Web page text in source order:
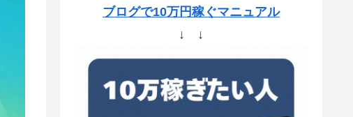
ブログで10万円稼ぐマニュアル
↓ ↓